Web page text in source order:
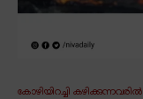
കോഴിയിറച്ചി